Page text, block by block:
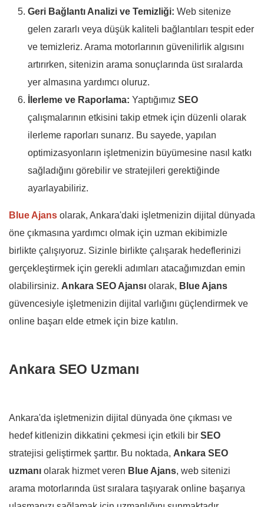
Geri Bağlantı Analizi ve Temizliği: Web sitenize
gelen zararlı veya düşük kaliteli bağlantıları tespit eder
ve temizleriz. Arama motorlarının güvenilirlik algısını
artırırken, sitenizin arama sonuçlarında üst sıralarda
yer almasına yardımcı oluruz.
İlerleme ve Raporlama: Yaptığımız SEO
çalışmalarının etkisini takip etmek için düzenli olarak
ilerleme raporları sunarız. Bu sayede, yapılan
optimizasyonların işletmenizin büyümesine nasıl katkı
sağladığını görebilir ve stratejileri gerektiğinde
ayarlayabiliriz.
Blue Ajans olarak, Ankara'daki işletmenizin dijital dünyada
öne çıkmasına yardımcı olmak için uzman ekibimizle
birlikte çalışıyoruz. Sizinle birlikte çalışarak hedeflerinizi
gerçekleştirmek için gerekli adımları atacağımızdan emin
olabilirsiniz. Ankara SEO Ajansı olarak, Blue Ajans
güvencesiyle işletmenizin dijital varlığını güçlendirmek ve
online başarı elde etmek için bize katılın.
Ankara SEO Uzmanı
Ankara'da işletmenizin dijital dünyada öne çıkması ve
hedef kitlenizin dikkatini çekmesi için etkili bir SEO
stratejisi geliştirmek şarttır. Bu noktada, Ankara SEO
uzmanı olarak hizmet veren Blue Ajans, web sitenizi
arama motorlarında üst sıralara taşıyarak online başarıya